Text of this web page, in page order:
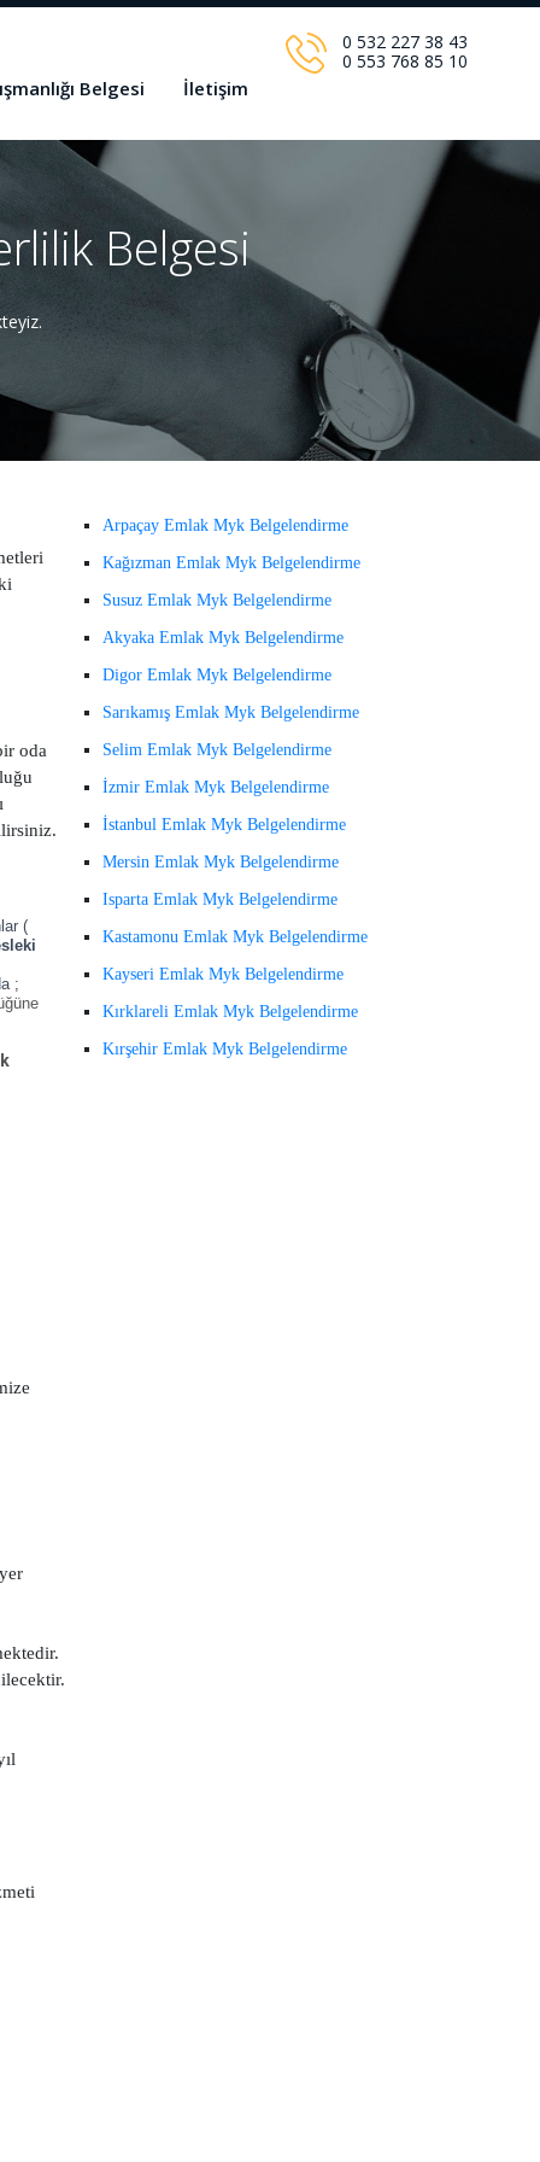
0 532 227 38 43
0 553 768 85 10
Belgesi İletişim
Belgesi
oda
(
;
Arpaçay Emlak Myk Belgelendirme
Kağızman Emlak Myk Belgelendirme
Susuz Emlak Myk Belgelendirme
Akyaka Emlak Myk Belgelendirme
Digor Emlak Myk Belgelendirme
Sarıkamış Emlak Myk Belgelendirme
Selim Emlak Myk Belgelendirme
İzmir Emlak Myk Belgelendirme
İstanbul Emlak Myk Belgelendirme
Mersin Emlak Myk Belgelendirme
Isparta Emlak Myk Belgelendirme
Kastamonu Emlak Myk Belgelendirme
Kayseri Emlak Myk Belgelendirme
Kırklareli Emlak Myk Belgelendirme
Kırşehir Emlak Myk Belgelendirme